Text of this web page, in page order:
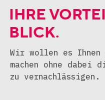
IHRE
BLICK.
Wir wollen es
machen ohne dabei
zu vernachlässigen.